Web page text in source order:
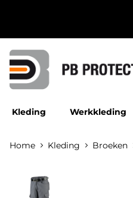
Kleding Werkkleding
Home Kleding Broeken